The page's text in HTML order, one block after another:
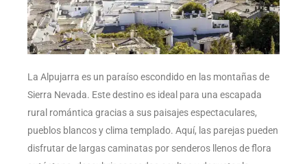
La Alpujarra es un paraíso escondido en las montañas de
Sierra Nevada. Este destino es ideal para una escapada
rural romántica gracias a sus paisajes espectaculares,
pueblos blancos y clima templado. Aquí, las parejas pueden
disfrutar de largas caminatas por senderos llenos de flora